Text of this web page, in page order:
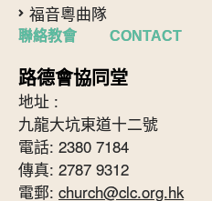
福音粵曲隊
聯絡教會 CONTACT
路德會協同堂
地址 :
九龍大坑東道十二號
電話: 2380 7184
傳真: 2787 9312
電郵: church@clc.org.hk